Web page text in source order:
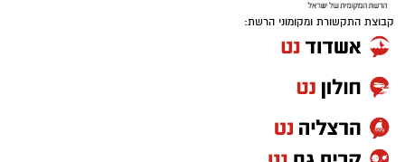
קבוצת התקשורת ומקומוני הרשת: